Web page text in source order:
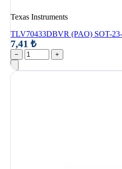
Texas Instruments
TLV70433DBVR (PAO) SOT-
7,41 ₺
− +